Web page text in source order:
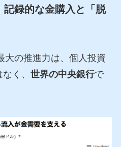
録的な金購入と「脱
大の推進力は、個人投資
く、 世界の中央銀行で